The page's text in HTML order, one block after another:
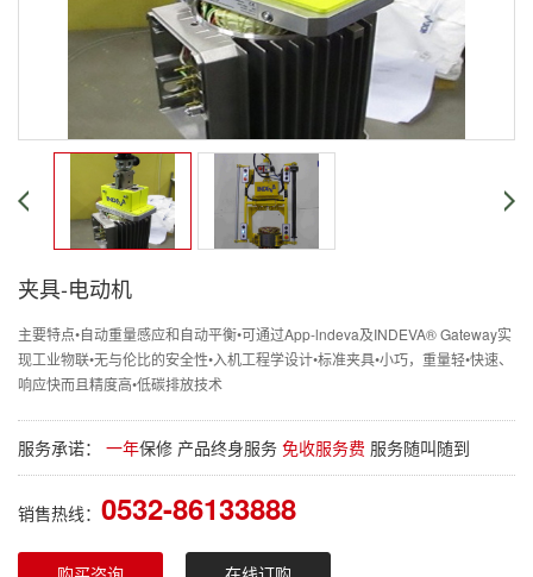
夹具-电动机
主要特点•自动重量感应和自动平衡•可通过App-lndeva及INDEVA® Gateway实
现工业物联•无与伦比的安全性•入机工程学设计•标准夹具•小巧，重量轻•快速、
响应快而且精度高•低碳排放技术
服务承诺： 一年保修 产品终身服务 免收服务费 服务随叫随到
销售热线： 0532-86133888